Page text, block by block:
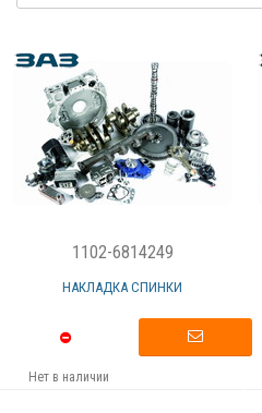
1102-6814249
НАКЛАДКА СПИНКИ
Нет в наличии